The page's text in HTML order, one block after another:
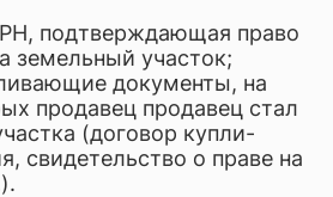
подтверждающая право
земельный участок;
документы, на
продавец продавец стал
(договор купли-
свидетельство о праве на